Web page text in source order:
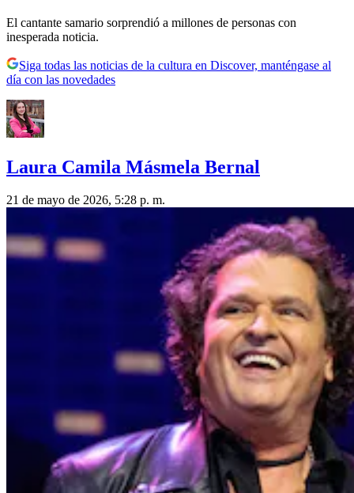
El cantante samario sorprendió a millones de personas con
inesperada noticia.
Siga todas las noticias de la cultura en Discover, manténgase al
día con las novedades
Laura Camila Másmela Bernal
21 de mayo de 2026, 5:28 p. m.